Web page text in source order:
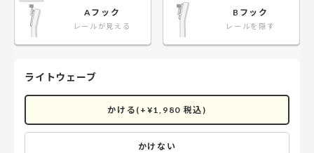
Aフック
レールが見える
Bフック
レールを隠す
ライトウェーブ
かける(+¥1,980 税込)
かけない